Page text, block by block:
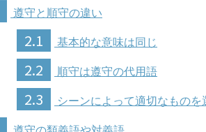
遵守と順守の違い
2.1 基本的な意味は同じ
2.2 順守は遵守の代用語
2.3 シーンによって適切なものを